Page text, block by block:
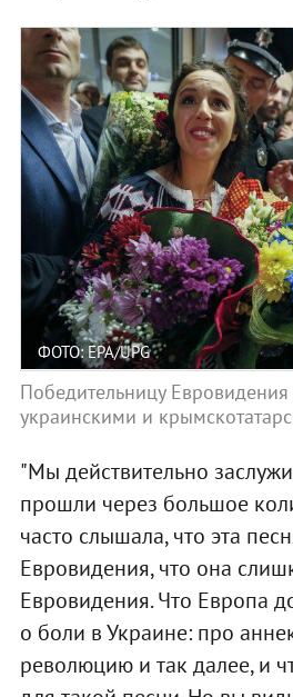
ФОТО: EPA/UPG
Победительницу Евровидения
украинскими и
"Мы действительно
прошли через большое
часто слышала, что эта
Евровидения, что она
Евровидения. Что Европа
о боли в Украине: про
революцию и так далее, и